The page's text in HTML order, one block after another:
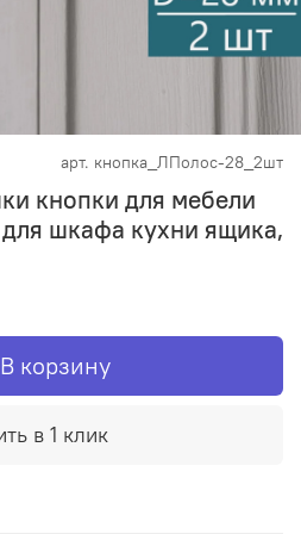
арт. кнопка_ЛПолос-28_2шт
кнопки для мебели
шкафа кухни ящика,
В корзину
в 1 клик